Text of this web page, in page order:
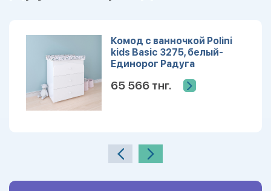
Комод с ванночкой Polini
kids Basic 3275, белый-
Единорог Радуга
65 566 тнг.